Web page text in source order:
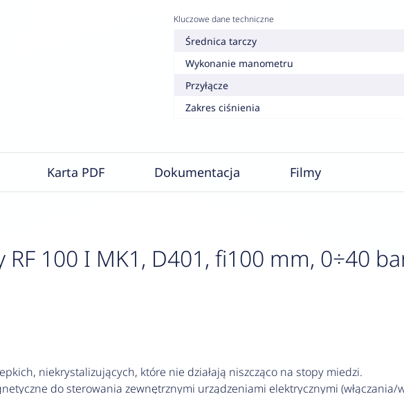
Kluczowe dane techniczne
Średnica tarczy
Wykonanie manometru
Przyłącze
Zakres ciśnienia
Karta PDF Dokumentacja Filmy
100 I MK1, D401, fi100 mm, 0÷40
niekrystalizujących, które nie działają niszcząco na stopy miedzi.
do sterowania zewnętrznymi urządzeniami elektrycznymi (włączania/